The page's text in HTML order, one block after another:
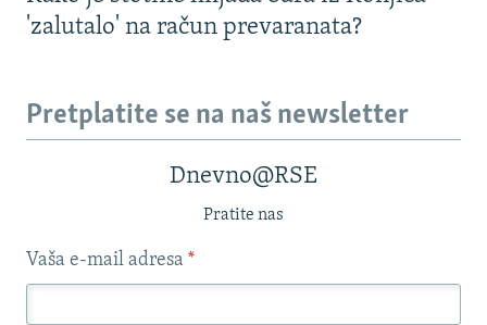
'zalutalo' na račun prevaranata?
Pretplatite se na naš newsletter
Dnevno@RSE
Pratite nas
Vaša e-mail adresa *